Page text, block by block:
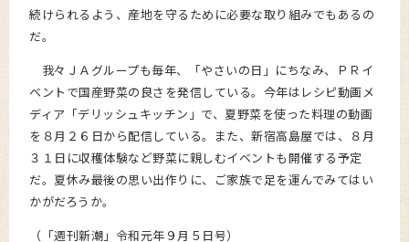
続けられるよう、産地を守るために必要な取り組みでもあるの
だ。
我々ＪＡグループも毎年、「やさいの日」にちなみ、ＰＲイ
ベントで国産野菜の良さを発信している。今年はレシピ動画メ
ディア「デリッシュキッチン」で、夏野菜を使った料理の動画
を８月２６日から配信している。また、新宿高島屋では、８月
３１日に収穫体験など野菜に親しむイベントも開催する予定
だ。夏休み最後の思い出作りに、ご家族で足を運んでみてはい
かがだろうか。
（「週刊新潮」令和元年９月５日号）